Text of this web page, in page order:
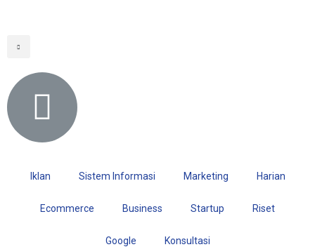
Iklan Sistem Informasi Marketing Harian
Ecommerce Business Startup Riset
Google Konsultasi